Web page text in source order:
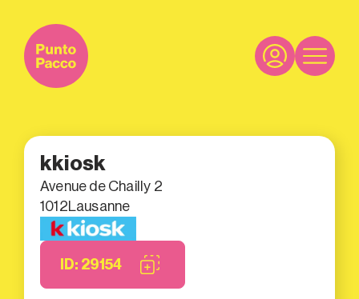
kkiosk
Avenue de Chailly 2
1012Lausanne
ID: 29154